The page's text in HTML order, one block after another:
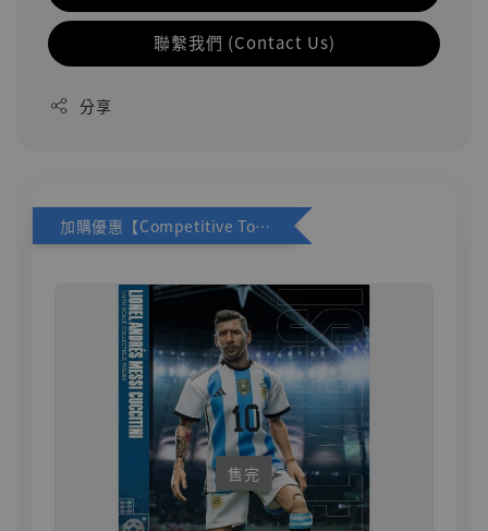
聯繫我們 (Contact Us)
分享
加購優惠【Competitive Toys 梅西 [CM001]】
售完